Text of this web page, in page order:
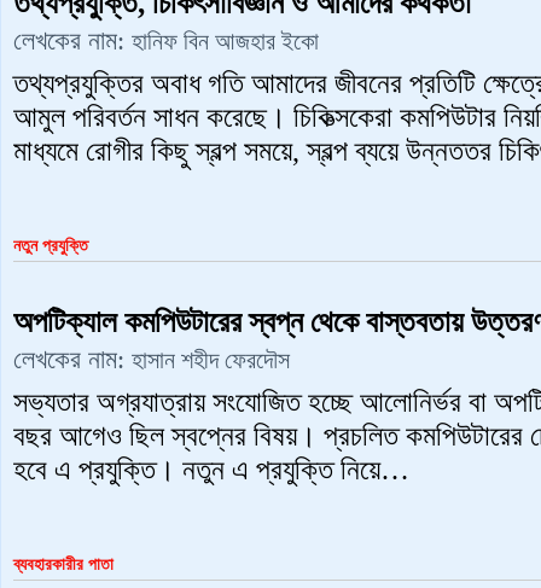
লেখকের নাম: হানিফ বিন আজহার ইকো
তথ্যপ্রযুক্তির অবাধ গতি আমাদের জীবনের প্রতিটি
আমুল পরিবর্তন সাধন করেছে। চিকিত্সকেরা কমপিউটার
মাধ্যমে রোগীর কিছু স্বল্প সময়ে, স্বল্প ব্যয়ে উন্নততর
নতুন প্রযুক্তি
অপটিক্যাল কমপিউটারের স্বপ্ন থেকে বাস্তবতায়
লেখকের নাম: হাসান শহীদ ফেরদৌস
সভ্যতার অগ্রযাত্রায় সংযোজিত হচ্ছে আলোনির্ভর বা
বছর আগেও ছিল স্বপ্নের বিষয়। প্রচলিত কমপিউটারের
হবে এ প্রযুক্তি। নতুন এ প্রযুক্তি নিয়ে…
ব্যবহারকারীর পাতা